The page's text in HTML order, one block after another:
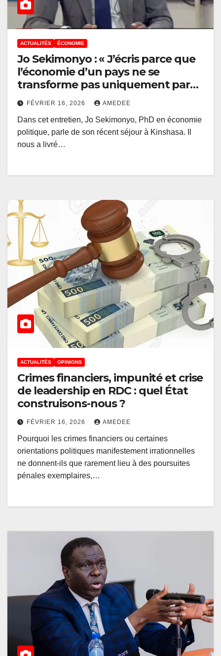
ACTUALITÉS ÉCONOMIE
Jo Sekimonyo : « J’écris parce que
l’économie d’un pays ne se
transforme pas uniquement par
ses institutions formelles, mais par
l’écosystème intellectuel qui les
structure et les légitime »
FÉVRIER 16, 2026 AMEDEE
Dans cet entretien, Jo Sekimonyo, PhD en économie
politique, parle de son récent séjour à Kinshasa. Il
nous a livré…
ACTUALITÉS OPINIONS
Crimes financiers, impunité et crise
de leadership en RDC : quel État
construisons-nous ?
FÉVRIER 16, 2026 AMEDEE
Pourquoi les crimes financiers ou certaines
orientations politiques manifestement irrationnelles
ne donnent-ils que rarement lieu à des poursuites
pénales exemplaires,…